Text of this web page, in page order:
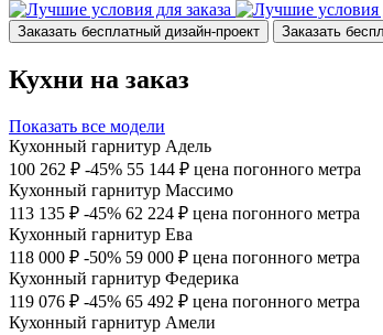
Заказать бесплатный дизайн-проект Заказать
Кухни на заказ
Показать все модели
Кухонный гарнитур Адель
100 262 ₽ -45% 55 144 ₽ цена погонного метра
Кухонный гарнитур Массимо
113 135 ₽ -45% 62 224 ₽ цена погонного метра
Кухонный гарнитур Ева
118 000 ₽ -50% 59 000 ₽ цена погонного метра
Кухонный гарнитур Федерика
119 076 ₽ -45% 65 492 ₽ цена погонного метра
Кухонный гарнитур Амели